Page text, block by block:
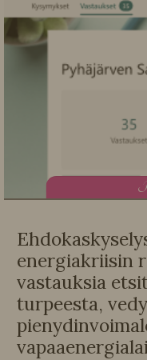
energiakriisin
vastauksia
turpeesta,